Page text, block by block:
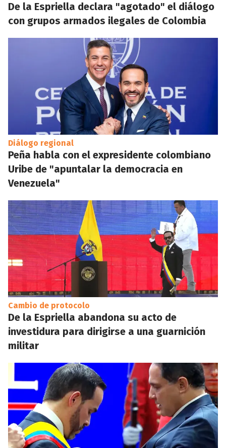
De la Espriella declara "agotado" el diálogo
con grupos armados ilegales de Colombia
Diálogo regional
Peña habla con el expresidente colombiano
Uribe de "apuntalar la democracia en
Venezuela"
Cambio de protocolo
De la Espriella abandona su acto de
investidura para dirigirse a una guarnición
militar